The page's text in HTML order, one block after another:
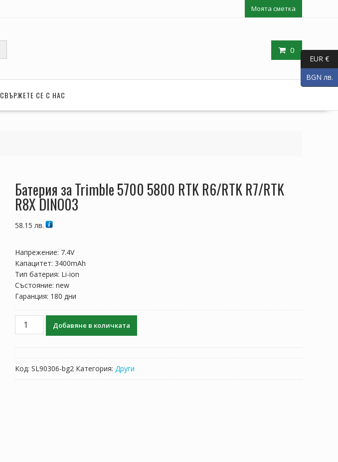
Моята сметка
0
СВЪРЖЕТЕ СЕ С НАС
Батерия за Trimble 5700 5800 RTK R6/RTK R7/RTK
R8X DINO03
58.15 лв.
Напрежение: 7.4V
Капацитет: 3400mAh
Тип батерия: Li-ion
Състояние: new
Гаранция: 180 дни
количество
5700
Добавяне в количката
Код: SL90306-bg2 Категория: Други
EUR €
BGN лв.